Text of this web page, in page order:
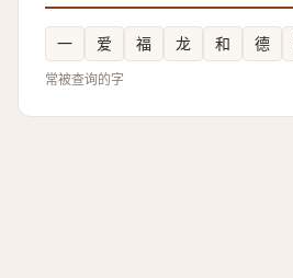
一 爱 福 龙 和 德
常被查询的字